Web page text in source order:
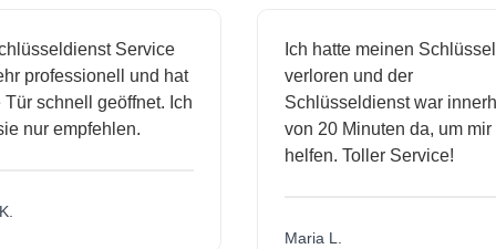
Service
und hat
schnell geöffnet. Ich
empfehlen.
Ich hatte meinen Schlüssel
verloren und der
Schlüsseldienst war innerhalb
von 20 Minuten da, um mir zu
helfen. Toller Service!
Maria L.